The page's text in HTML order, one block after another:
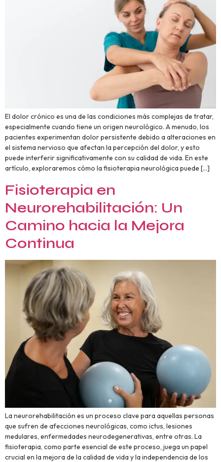
El dolor crónico es una de las condiciones más complejas de tratar,
especialmente cuando tiene un origen neurológico. A menudo, los
pacientes experimentan dolor persistente debido a alteraciones en
el sistema nervioso que afectan la percepción del dolor, y esto
puede interferir significativamente con su calidad de vida. En este
artículo, exploraremos cómo la fisioterapia neurológica puede […]
Fisioterapia en
Neurorehabilitación: Un
Camino hacia la Mejora
Continua
La neurorehabilitación es un proceso clave para aquellas personas
que sufren de afecciones neurológicas, como ictus, lesiones
medulares, enfermedades neurodegenerativas, entre otras. La
fisioterapia, como parte esencial de este proceso, juega un papel
crucial en la mejora de la calidad de vida y la independencia de los